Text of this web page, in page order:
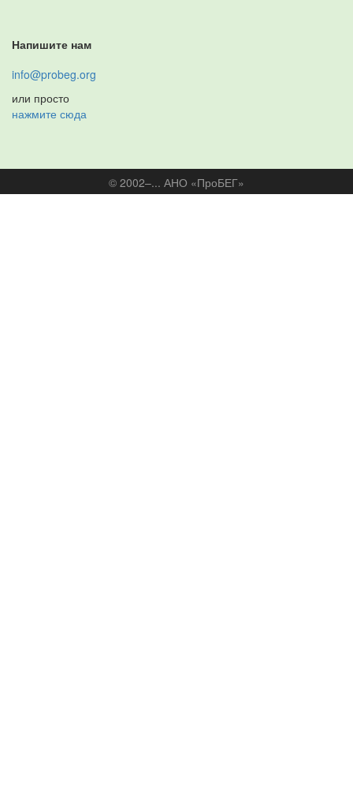
Напишите нам
info@probeg.org
или просто
нажмите сюда
© 2002–... АНО «ПроБЕГ»